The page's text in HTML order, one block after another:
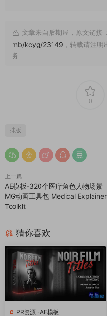
文章来自后期屋，原文链接：
mb/kcyg/23149 ，转载请注
务
0
排版
上一篇
AE模板-320个医疗角色人物场景
MG动画工具包 Medical Explainer
Toolkit
猜你喜欢
PR资源 · AE模板